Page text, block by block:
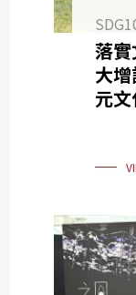
落
大
元文